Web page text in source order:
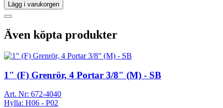
Lägg i varukorgen
Även köpta produkter
1" (F) Grenrör, 4 Portar 3/8" (M) - SB
Art. Nr: 672-4040
Hylla: H06 - P02